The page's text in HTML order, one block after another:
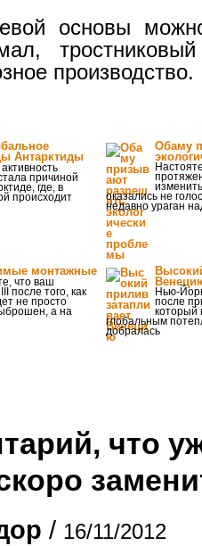
основы
производство.
Антарктиды
причиной
где, в
происходит
Обаму
оказались не
недавно ураган
монтажные
что ваш
после того, как
не просто
а на
Нью-
после
который
глобальным
добралась
что
/ 16/11/2012